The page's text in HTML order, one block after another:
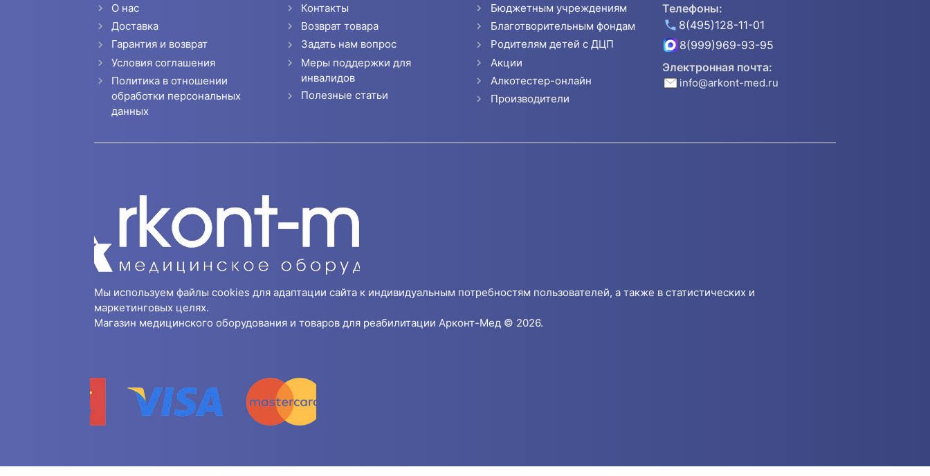
О нас
Доставка
Гарантия и возврат
Условия соглашения
Политика в отношении
обработки персональных
данных
Контакты
Возврат товара
Задать нам вопрос
Меры поддержки для
инвалидов
Полезные статьи
Бюджетным учреждениям
Благотворительным фондам
Родителям детей с ДЦП
Акции
Алкотестер-онлайн
Производители
Телефоны:
8(495)128-11-01
8(999)969-93-95
Электронная почта:
info@arkont-med.ru
Мы используем файлы cookies для адаптации сайта к индивидуальным потребностям пользователей, а также в статистических и
маркетинговых целях.
Магазин медицинского оборудования и товаров для реабилитации Арконт-Мед © 2026.